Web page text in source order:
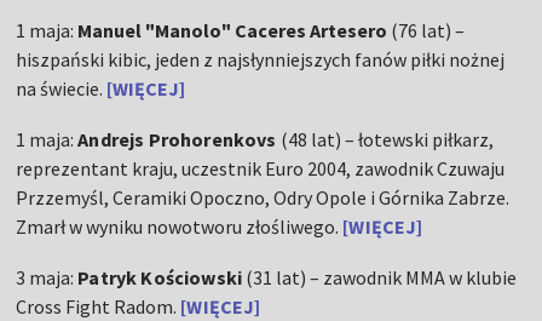
1 maja: Manuel "Manolo" Caceres Artesero (76 lat) –
hiszpański kibic, jeden z najsłynniejszych fanów piłki nożnej
na świecie. [WIĘCEJ]
1 maja:Andrejs Prohorenkovs (48 lat) – łotewski piłkarz,
reprezentant kraju, uczestnik Euro 2004, zawodnik Czuwaju
Przzemyśl, Ceramiki Opoczno, Odry Opole i Górnika Zabrze.
Zmarł w wyniku nowotworu złośliwego. [WIĘCEJ]
3 maja: Patryk Kościowski (31 lat) – zawodnik MMA w klubie
Cross Fight Radom. [WIĘCEJ]